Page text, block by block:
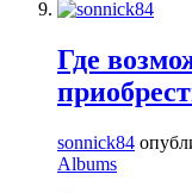
Где
sonnick84
Albums